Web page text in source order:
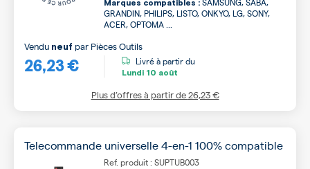
Marques compatibles :
GRANDIN, PHILIPS, LISTO, ONKYO, LG, SONY,
ACER, OPTOMA ...
26,23 €
Vendu neuf par Pièces Outils
Livré à partir du
Lundi 10 août
Plus d’offres à partir de26,23 €
Telecommande universelle 4-en-1 100% compatible
Ref. produit : SUPTUB003